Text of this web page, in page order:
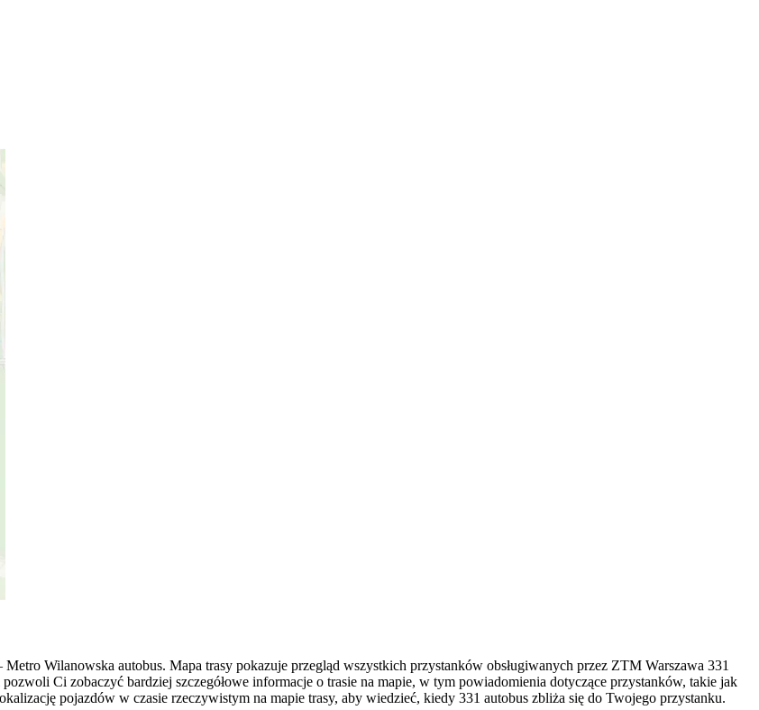
Wilanowska autobus. Mapa trasy pokazuje przegląd wszystkich przystanków obsługiwanych przez ZTM Warszawa 331
pozwoli Ci zobaczyć bardziej szczegółowe informacje o trasie na mapie, w tym powiadomienia dotyczące przystanków, takie jak
pojazdów w czasie rzeczywistym na mapie trasy, aby wiedzieć, kiedy 331 autobus zbliża się do Twojego przystanku.